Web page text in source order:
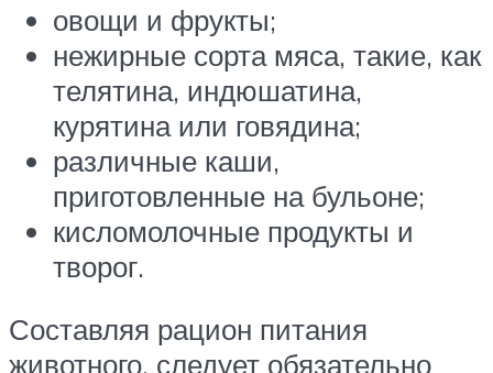
овощи и фрукты;
нежирные сорта мяса, такие, как
телятина, индюшатина,
курятина или говядина;
различные каши,
приготовленные на бульоне;
кисломолочные продукты и
творог.
Составляя рацион питания
животного, следует обязательно